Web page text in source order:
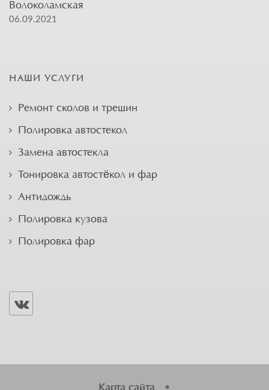
Волоколамская
06.09.2021
НАШИ УСЛУГИ
Ремонт сколов и трещин
Полировка автостекол
Замена автостекла
Тонировка автостёкол и фар
Антидождь
Полировка кузова
Полировка фар
Карта сайта •